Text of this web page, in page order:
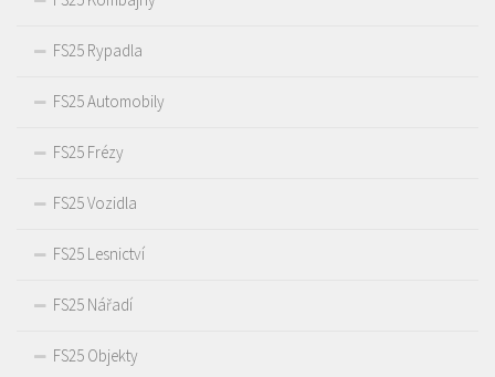
FS25 Rypadla
FS25 Automobily
FS25 Frézy
FS25 Vozidla
FS25 Lesnictví
FS25 Nářadí
FS25 Objekty